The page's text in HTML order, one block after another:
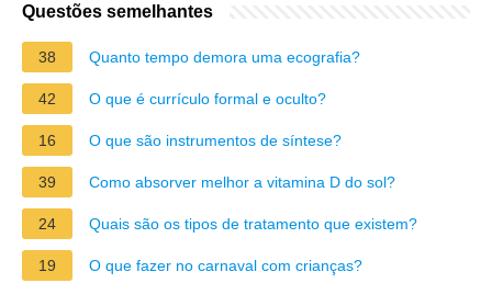
Questões semelhantes
38 Quanto tempo demora uma ecografia?
42 O que é currículo formal e oculto?
16 O que são instrumentos de síntese?
39 Como absorver melhor a vitamina D do sol?
24 Quais são os tipos de tratamento que existem?
19 O que fazer no carnaval com crianças?